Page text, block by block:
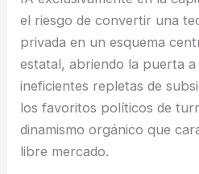
el riesgo de convertir una
privada en un esquema
estatal, abriendo la puerta
ineficientes repletas de
los favoritos políticos de
dinamismo orgánico que
libre mercado.